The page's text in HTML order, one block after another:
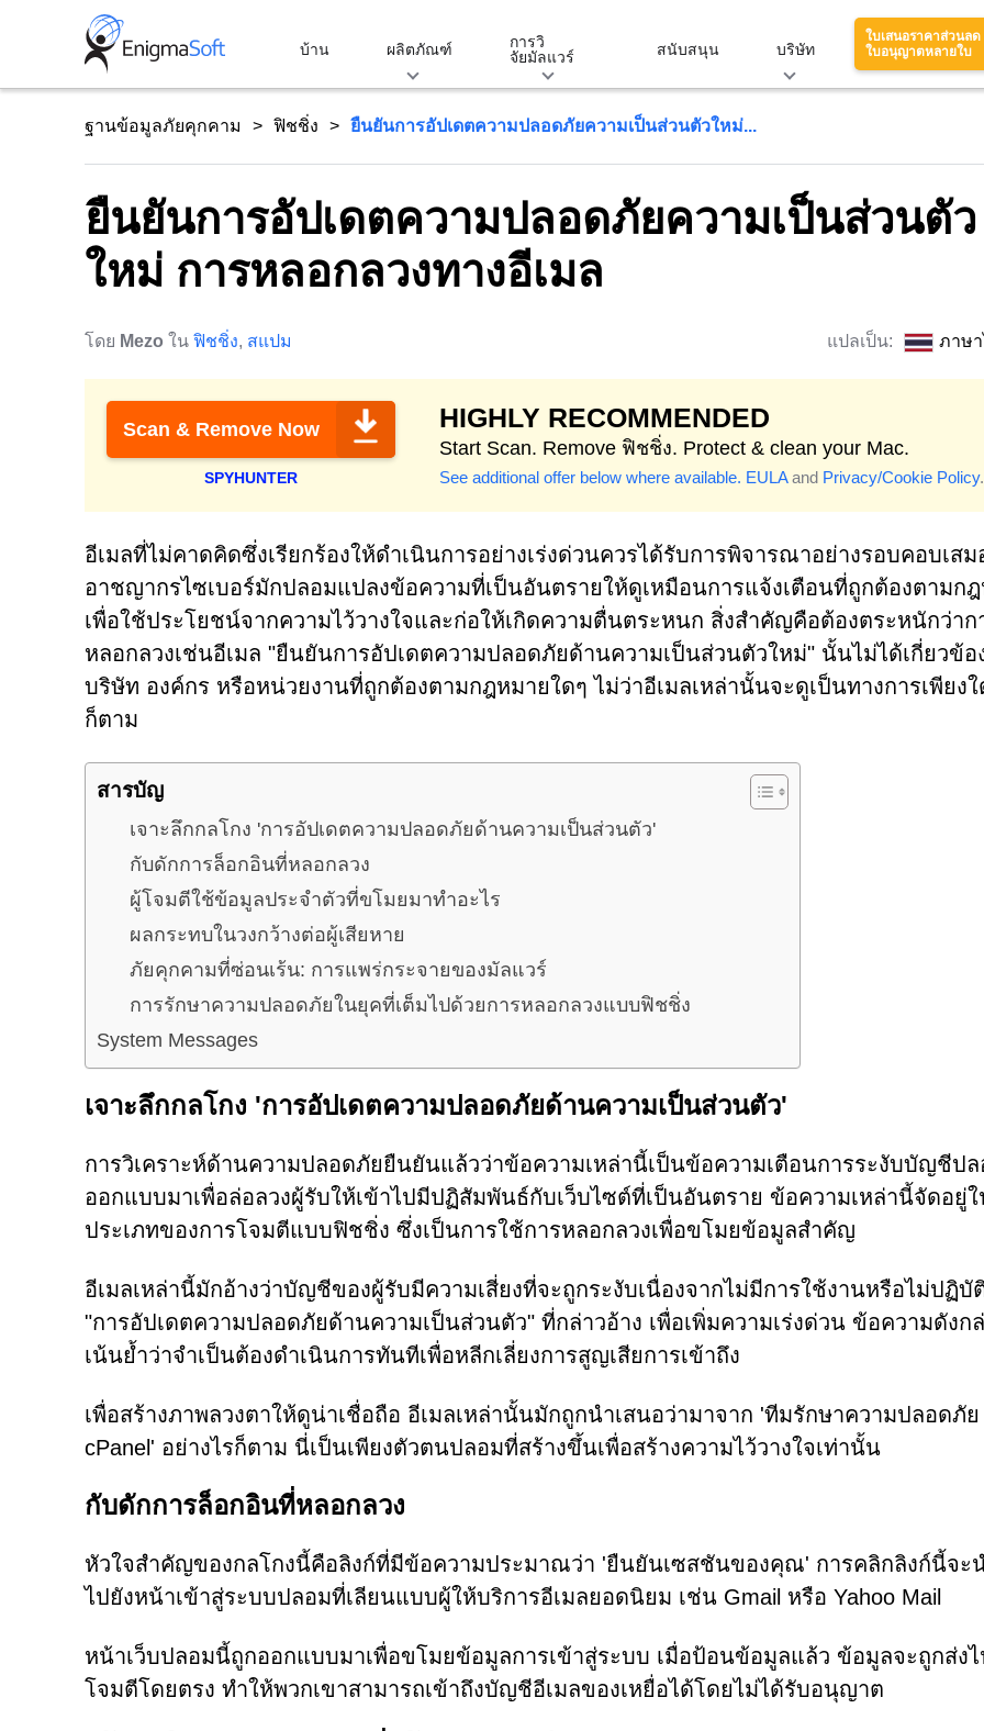
บ้าน ผลิตภัณฑ์
การวิ
จัยมัลแวร์
สนับสนุน บริษัท
ใบเสนอราคาส่วนลด
ใบอนุญาตหลายใบ
ฐานข้อมูลภัยคุกคาม ฟิชชิ่ง ยืนยันการอัปเดตความปลอดภัยความเป็นส่วนตัวใหม่...
ยืนยันการอัปเดตความปลอดภัยความเป็นส่วนตัว
ใหม่ การหลอกลวงทางอีเมล
โดย Mezo ใน ฟิชชิ่ง, สแปม แปลเป็น: ภาษ
Scan & Remove Now
SPYHUNTER
HIGHLY RECOMMENDED
Start Scan. Remove ฟิชชิ่ง. Protect & clean your Mac.
See additional offer below where available. EULAand Privacy/Cookie Policy.
อีเมลที่ไม่คาดคิดซึ่งเรียกร้องให้ดำเนินการอย่างเร่งด่วนควรได้รับการพิจารณาอย่างรอบคอบเสม
อาชญากรไซเบอร์มักปลอมแปลงข้อความที่เป็นอันตรายให้ดูเหมือนการแจ้งเตือนที่ถูกต้องตามก
เพื่อใช้ประโยชน์จากความไว้วางใจและก่อให้เกิดความตื่นตระหนก สิ่งสำคัญคือต้องตระหนักว่าก
หลอกลวงเช่นอีเมล "ยืนยันการอัปเดตความปลอดภัยด้านความเป็นส่วนตัวใหม่" นั้นไม่ได้เกี่ยวข้อ
บริษัท องค์กร หรือหน่วยงานที่ถูกต้องตามกฎหมายใดๆ ไม่ว่าอีเมลเหล่านั้นจะดูเป็นทางการเพียงใ
ก็ตาม
สารบัญ
เจาะลึกกลโกง 'การอัปเดตความปลอดภัยด้านความเป็นส่วนตัว'
กับดักการล็อกอินที่หลอกลวง
ผู้โจมตีใช้ข้อมูลประจำตัวที่ขโมยมาทำอะไร
ผลกระทบในวงกว้างต่อผู้เสียหาย
ภัยคุกคามที่ซ่อนเร้น: การแพร่กระจายของมัลแวร์
การรักษาความปลอดภัยในยุคที่เต็มไปด้วยการหลอกลวงแบบฟิชชิ่ง
System Messages
เจาะลึกกลโกง 'การอัปเดตความปลอดภัยด้านความเป็นส่วนตัว'
การวิเคราะห์ด้านความปลอดภัยยืนยันแล้วว่าข้อความเหล่านี้เป็นข้อความเตือนการระงับบัญชีป
ออกแบบมาเพื่อล่อลวงผู้รับให้เข้าไปมีปฏิสัมพันธ์กับเว็บไซต์ที่เป็นอันตราย ข้อความเหล่านี้จัดอยู่
ประเภทของการโจมตีแบบฟิชชิ่ง ซึ่งเป็นการใช้การหลอกลวงเพื่อขโมยข้อมูลสำคัญ
อีเมลเหล่านี้มักอ้างว่าบัญชีของผู้รับมีความเสี่ยงที่จะถูกระงับเนื่องจากไม่มีการใช้งานหรือไม่ปฏิบั
"การอัปเดตความปลอดภัยด้านความเป็นส่วนตัว" ที่กล่าวอ้าง เพื่อเพิ่มความเร่งด่วน ข้อความดังก
เน้นย้ำว่าจำเป็นต้องดำเนินการทันทีเพื่อหลีกเลี่ยงการสูญเสียการเข้าถึง
เพื่อสร้างภาพลวงตาให้ดูน่าเชื่อถือ อีเมลเหล่านั้นมักถูกนำเสนอว่ามาจาก 'ทีมรักษาความปลอดภัย
cPanel' อย่างไรก็ตาม นี่เป็นเพียงตัวตนปลอมที่สร้างขึ้นเพื่อสร้างความไว้วางใจเท่านั้น
กับดักการล็อกอินที่หลอกลวง
หัวใจสำคัญของกลโกงนี้คือลิงก์ที่มีข้อความประมาณว่า 'ยืนยันเซสชันของคุณ' การคลิกลิงก์นี้จะ
ไปยังหน้าเข้าสู่ระบบปลอมที่เลียนแบบผู้ให้บริการอีเมลยอดนิยม เช่น Gmail หรือ Yahoo Mail
หน้าเว็บปลอมนี้ถูกออกแบบมาเพื่อขโมยข้อมูลการเข้าสู่ระบบ เมื่อป้อนข้อมูลแล้ว ข้อมูลจะถูกส่งไ
โจมตีโดยตรง ทำให้พวกเขาสามารถเข้าถึงบัญชีอีเมลของเหยื่อได้โดยไม่ได้รับอนุญาต